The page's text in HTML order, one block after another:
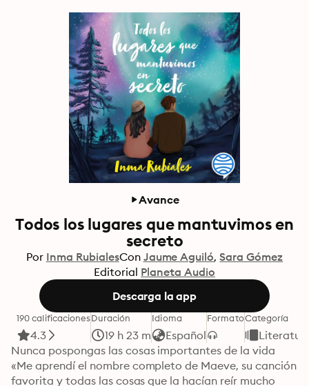
Avance
Todos los lugares que mantuvimos en
secreto
Por Inma RubialesCon Jaume Aguiló Sara Gómez
Editorial Planeta Audio
Descarga la app
190 calificaciones
4.3
Duración
19 h 23 m
Idioma
Español
FormatoCategoría
Nunca pospongas las cosas importantes de la vida
«Me aprendí el nombre completo de Maeve, su canción
favorita y todas las cosas que la hacían reír mucho